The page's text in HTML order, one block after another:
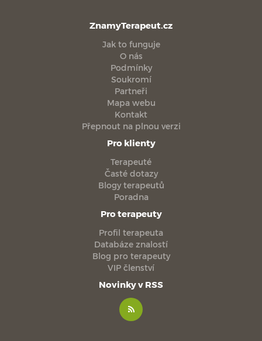
ZnamyTerapeut.cz
Jak to funguje
O nás
Podmínky
Soukromí
Partneři
Mapa webu
Kontakt
Přepnout na plnou verzi
Pro klienty
Terapeuté
Časté dotazy
Blogy terapeutů
Poradna
Pro terapeuty
Profil terapeuta
Databáze znalostí
Blog pro terapeuty
VIP členství
Novinky v RSS